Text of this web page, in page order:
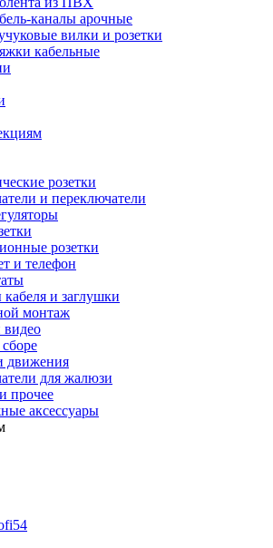
каналы арочные
вилки и розетки
кабельные
розетки
и переключатели
розетки
и телефон
и заглушки
монтаж
видео
движения
для жалюзи
прочее
аксессуары